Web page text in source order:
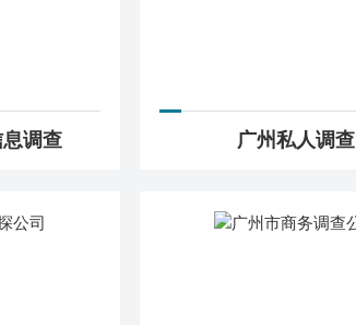
调查 广州私人调查